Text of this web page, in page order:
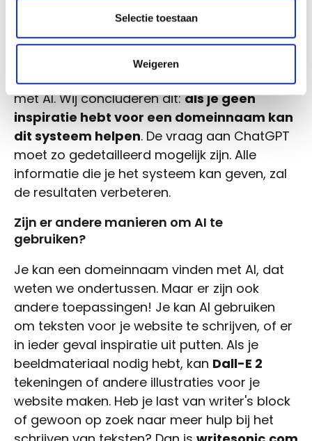
Selectie toestaan
Weigeren
ideeën zijn niet al te slecht.
Natuurlijk was dit maar één experiment.
Miljoenen mensen experimenteren
momenteel met wat er allemaal mogelijk is
met AI. Wij concluderen dit:als je geen
inspiratie hebt voor een domeinnaam kan
dit systeem helpen. De vraag aan ChatGPT
moet zo gedetailleerd mogelijk zijn. Alle
informatie die je het systeem kan geven, zal
de resultaten verbeteren.
Zijn er andere manieren om AI te
gebruiken?
Je kan een domeinnaam vinden met AI, dat
weten we ondertussen. Maar er zijn ook
andere toepassingen! Je kan AI gebruiken
om teksten voor je website te schrijven, of er
in ieder geval inspiratie uit putten. Als je
beeldmateriaal nodig hebt, kan Dall-E 2
tekeningen of andere illustraties voor je
website maken. Heb je last van writer's block
of gewoon op zoek naar meer hulp bij het